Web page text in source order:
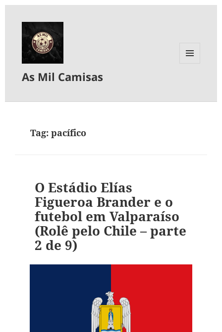
As Mil Camisas
Tag:pacífico
O Estádio Elías
Figueroa Brander e o
futebol em Valparaíso
(Rolê pelo Chile – parte
2 de 9)